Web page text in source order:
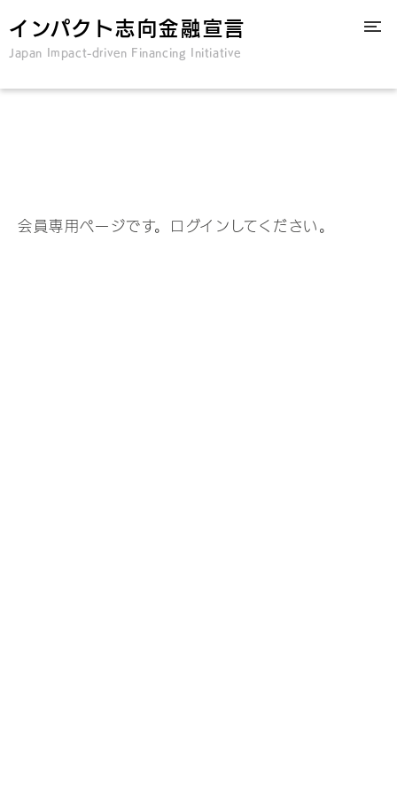
インパクト志向金融宣言
Japan Impact-driven Financing Initiative
会員専用ページです。ログインしてください。